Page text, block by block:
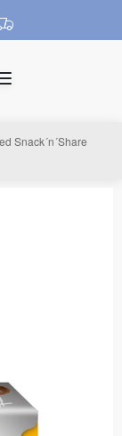
Snack´n´Share